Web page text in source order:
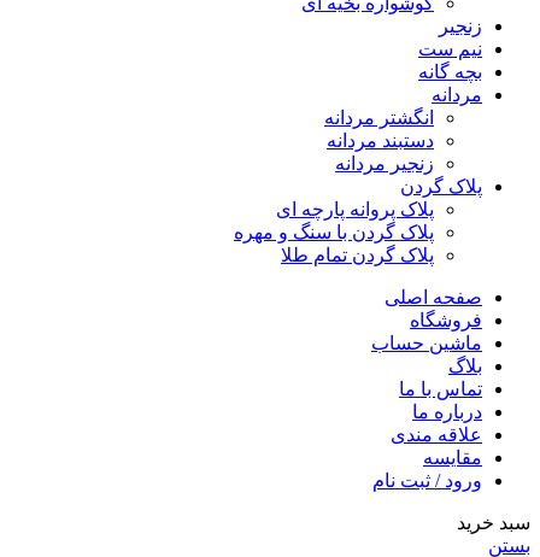
زنجیر
نیم ست
بچه گانه
مردانه
انگشتر مردانه
دستبند مردانه
زنجیر مردانه
پلاک گردن
پلاک پروانه پارچه ای
پلاک گردن با سنگ و مهره
پلاک گردن تمام طلا
صفحه اصلی
فروشگاه
ماشین حساب
بلاگ
تماس با ما
درباره ما
علاقه مندی
مقایسه
ورود / ثبت نام
سبد خرید
بستن